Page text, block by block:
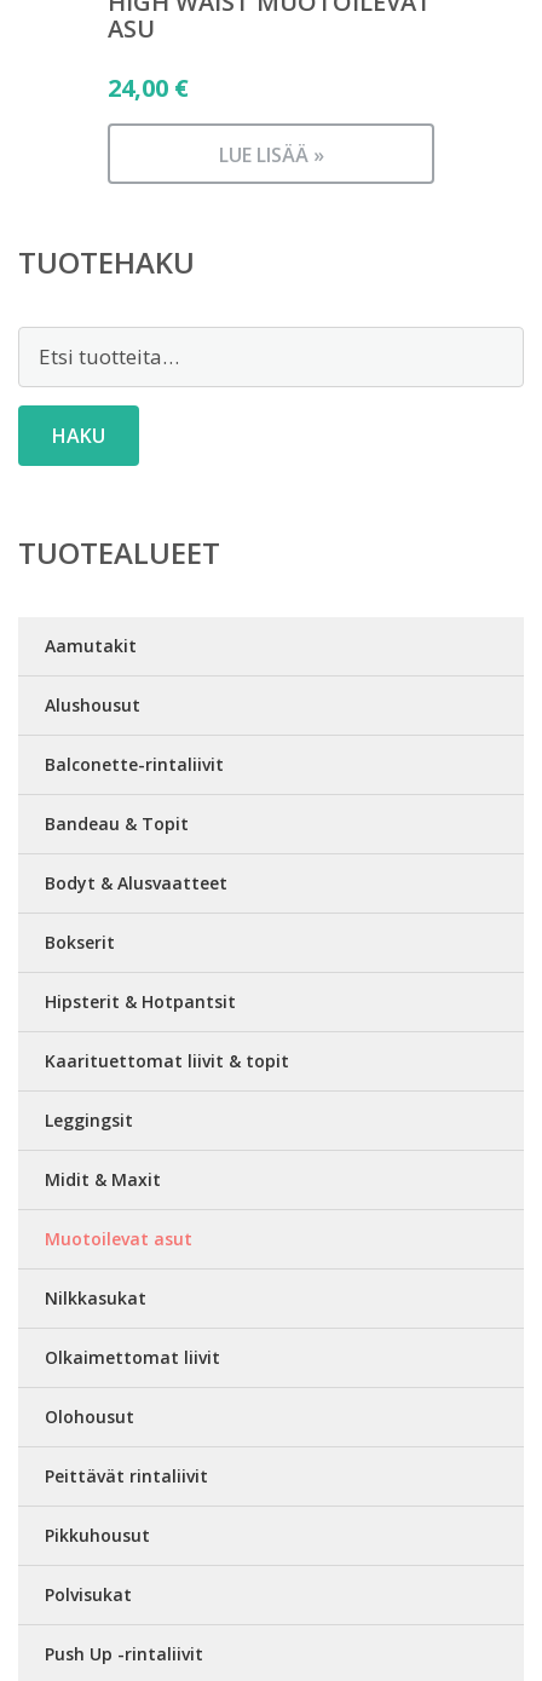
ASU
24,00 €
LUE LISÄÄ »
TUOTEHAKU
Etsi:
HAKU
TUOTEALUEET
Aamutakit
Alushousut
Balconette-rintaliivit
Bandeau & Topit
Bodyt & Alusvaatteet
Bokserit
Hipsterit & Hotpantsit
Kaarituettomat liivit & topit
Leggingsit
Midit & Maxit
Muotoilevat asut
Nilkkasukat
Olkaimettomat liivit
Olohousut
Peittävät rintaliivit
Pikkuhousut
Polvisukat
Push Up -rintaliivit